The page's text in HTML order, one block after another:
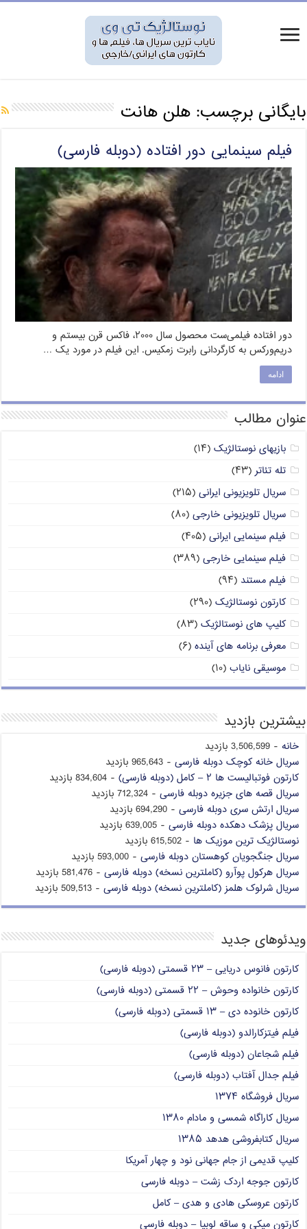
بایگانی برچسب:هلن هانت
فیلم سینمایی دور افتاده (دوبله فارسی)
دور افتاده فیلمی‌ست محصول سال ۲۰۰۰، فاکس قرن بیستم و
دریم‌ورکس به کارگردانی رابرت زمکیس. این فیلم در مورد یک …
ادامه
عنوان مطالب
بازیهای نوستالژیک (۱۴)
تله تئاتر(۴۳)
سریال تلویزیونی ایرانی (۲۱۵)
سریال تلویزیونی خارجی (۸۰)
فیلم سینمایی ایرانی (۴۰۵)
فیلم سینمایی خارجی (۳۸۹)
فیلم مستند (۹۴)
کارتون نوستالژیک (۲۹۰)
کلیپ های نوستالژیک (۸۳)
معرفی برنامه های آینده (۶)
موسیقی نایاب (۱۰)
بیشترین بازدید
خانه - 3,506,599 بازدید
سریال خانه کوچک دوبله فارسی - 965,643 بازدید
کارتون فوتبالیست ها ۲ – کامل (دوبله فارسی)
- 834,604 بازدید
سریال قصه های جزیره دوبله فارسی - 712,324 بازدید
سریال ارتش سری دوبله فارسی - 694,290 بازدید
سریال پزشک دهکده دوبله فارسی - 639,005 بازدید
نوستالژیک ترین موزیک ها - 615,502 بازدید
سریال جنگجویان کوهستان دوبله فارسی - 593,000 بازدید
سریال هرکول پوآرو (کاملترین نسخه) دوبله فارسی - 581,476 بازدید
سریال شرلوک هلمز (کاملترین نسخه) دوبله فارسی - 509,513 بازدید
ویدئوهای جدید
کارتون فانوس دریایی – ۲۳ قسمتی (دوبله فارسی)
کارتون خانواده وحوش – ۲۲ قسمتی (دوبله فارسی)
کارتون خانوده دی – ۱۳ قسمتی (دوبله فارسی)
فیلم فیتزکارالدو (دوبله فارسی)
فیلم شجاعان (دوبله فارسی)
فیلم جدال آفتاب (دوبله فارسی)
سریال فروشگاه ۱۳۷۴
سریال کاراگاه شمسی و مادام ۱۳۸۰
سریال کتابفروشی هدهد ۱۳۸۵
کلیپ قدیمی از جام جهانی نود و چهار آمریکا
کارتون جوجه اردک زشت – دوبله فارسی
کارتون عروسکی هادی و هدی – کامل
کارتون میکی و ساقه لوبیا – دوبله فارسی